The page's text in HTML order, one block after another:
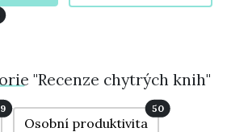
"Recenze chytrých knih"
Osobní produktivita
50